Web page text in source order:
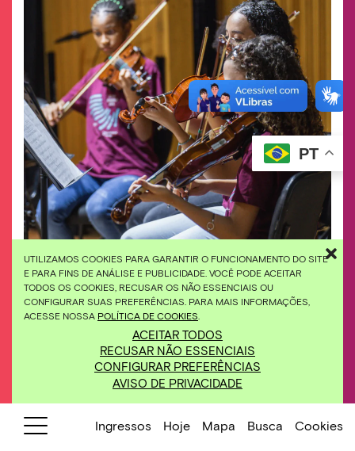
UTILIZAMOS COOKIES PARA GARANTIR O FUNCIONAMENTO DO SITE
E PARA FINS DE ANÁLISE E PUBLICIDADE. VOCÊ PODE ACEITAR
TODOS OS COOKIES, RECUSAR OS NÃO ESSENCIAIS OU
CONFIGURAR SUAS PREFERÊNCIAS. PARA MAIS INFORMAÇÕES,
ACESSE NOSSA POLÍTICA DE COOKIES
ACEITAR TODOS
RECUSAR NÃO ESSENCIAIS
CONFIGURAR PREFERÊNCIAS
AVISO DE PRIVACIDADE
Estudantes e suas famílias conhecem a estrutura da
Escola de Música Inhotim e assistem à
apresentação de concerto didático com pessoas
Evento de Abertura da Escola
de Música
Local:TeatroInhotimVale|
Classificação Indicativa: Livre
PT
Ingressos Hoje Mapa Busca Cookies